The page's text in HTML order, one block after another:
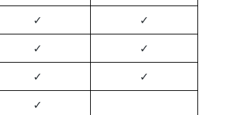
✓ ✓
✓ ✓
✓ ✓
✓